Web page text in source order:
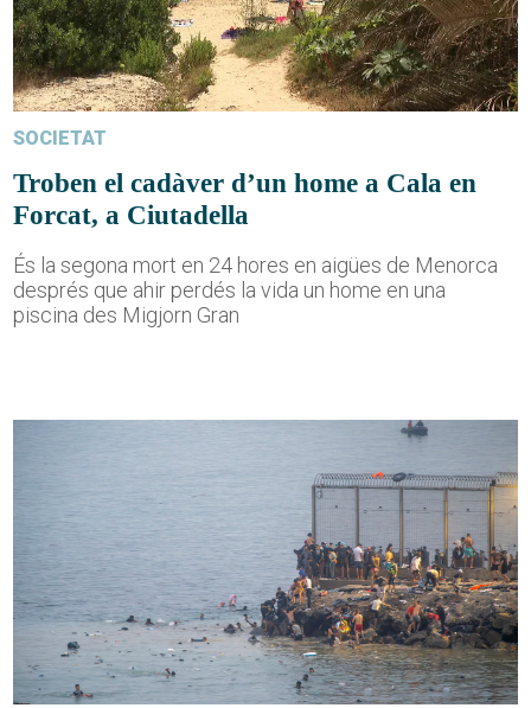
SOCIETAT
Troben el cadàver d’un home a Cala en
Forcat, a Ciutadella
És la segona mort en 24 hores en aigües de Menorca
després que ahir perdés la vida un home en una
piscina des Migjorn Gran